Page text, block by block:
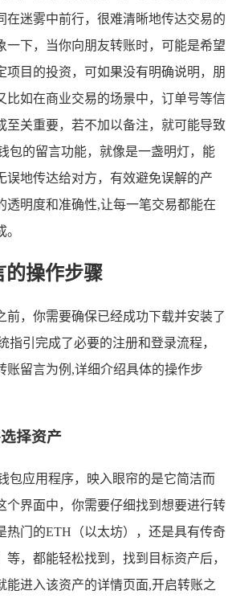
在迷雾中前行，很难清晰地传达交易的
一下，当你向朋友转账时，可能是希望
项目的投资，可如果没有明确说明，朋
比如在商业交易的场景中，订单号等信
至关重要，若不加以备注，就可能导致
包的留言功能，就像是一盏明灯，能
误地传达给对方，有效避免误解的产
透明度和准确性,让每一笔交易都能在
的操作步骤
前，你需要确保已经成功下载并安装了
指引完成了必要的注册和登录流程，
账留言为例,详细介绍具体的操作步
择资产
包应用程序，映入眼帘的是它简洁而
个界面中，你需要仔细找到想要进行转
热门的ETH（以太坊），还是具有传奇
，都能轻松找到，找到目标资产后，
能进入该资产的详情页面,开启转账之